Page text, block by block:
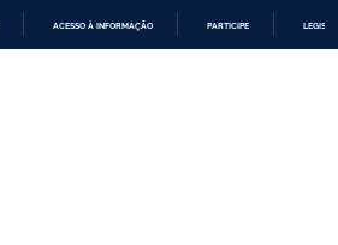
ACESSO À INFORMAÇÃO PARTICIPE